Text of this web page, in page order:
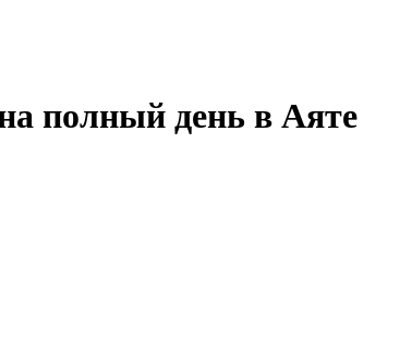
полный день в Аяте